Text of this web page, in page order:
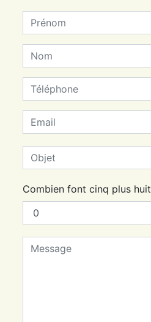
Combien font cinq plus huit